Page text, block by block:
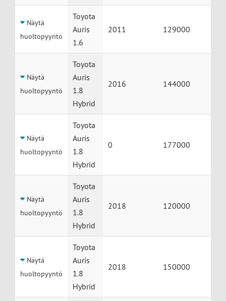
Näytä
huoltopyyntö
Toyota
Auris
1.6
2011 129000
Näytä
huoltopyyntö
Toyota
Auris
1.8
Hybrid
2016 144000
Näytä
huoltopyyntö
Toyota
Auris
1.8
Hybrid
0 177000
Näytä
huoltopyyntö
Toyota
Auris
1.8
Hybrid
2018 120000
Näytä
huoltopyyntö
Toyota
Auris
1.8
Hybrid
2018 150000